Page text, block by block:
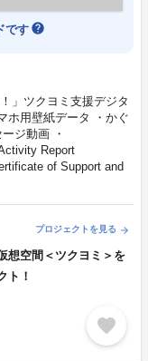
です help
」ツクヨミ支援デジタ
ホ用壁紙データ ・かぐ
ジ動画 ・
Report
of Support and
プロジェクトを見る arrow_forward
想空間＜ツクヨミ＞を
ト！
favorite